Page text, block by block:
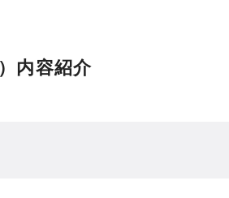
内容紹介